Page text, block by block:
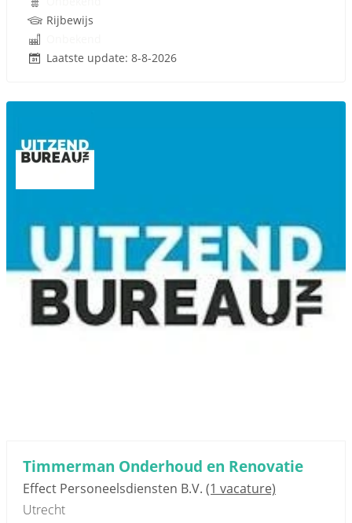
Rijbewijs
Laatste update: 8-8-2026
Timmerman Onderhoud en Renovatie
Effect Personeelsdiensten B.V. (1 vacature)
Utrecht